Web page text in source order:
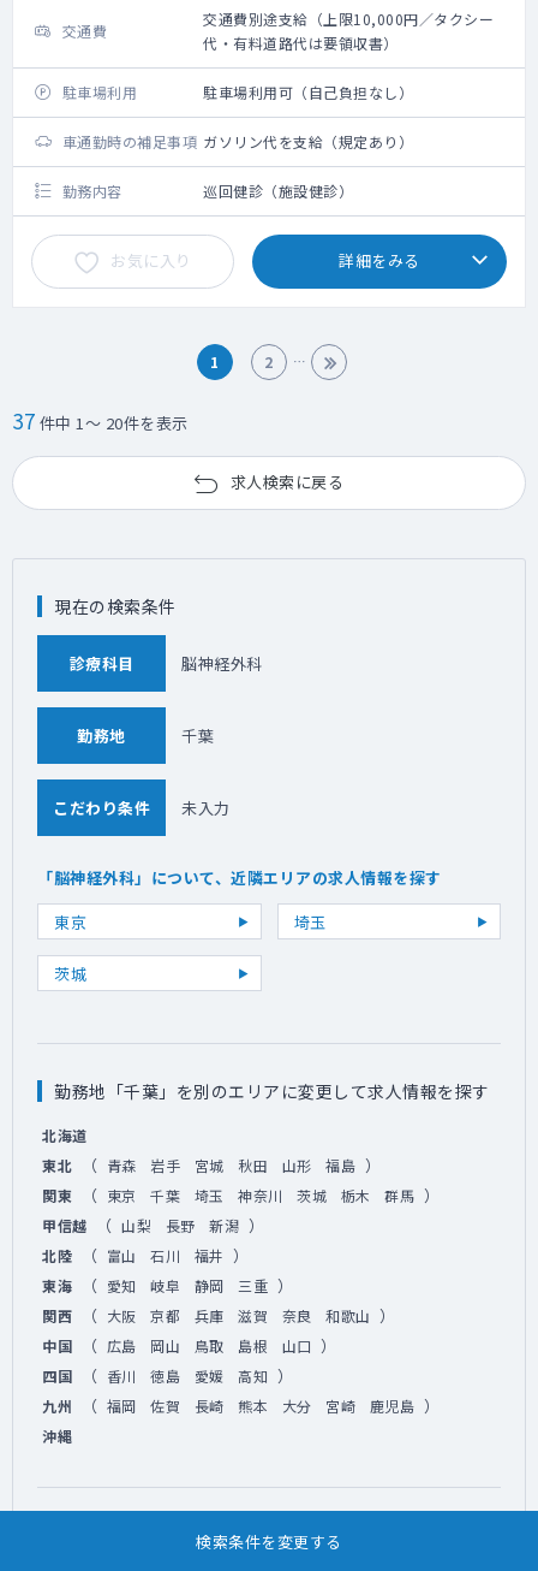
交通費
交通費別途支給（上限10,000円／タクシー
代・有料道路代は要領収書）
駐車場利用 駐車場利用可（自己負担なし）
車通勤時の補足事項 ガソリン代を支給（規定あり）
勤務内容 巡回健診（施設健診）
お気に入り 詳細をみる
1 2
37 件中 1～ 20件を表示
求人検索に戻る
検索条件を変更する
現在の検索条件
診療科目 脳神経外科
勤務地 千葉
こだわり条件 未入力
「脳神経外科」について、近隣エリアの求人情報を探す
東京
埼玉
茨城
勤務地「千葉」を別のエリアに変更して求人情報を探す
北海道
東北
（ 青森 岩手 宮城 秋田 山形 福島 ）
関東 （ 東京 千葉 埼玉 神奈川 茨城 栃木 群馬 ）
甲信越 （ 山梨 長野 新潟 ）
北陸 （ 富山 石川 福井 ）
東海 （ 愛知 岐阜 静岡 三重 ）
関西 （ 大阪 京都 兵庫 滋賀 奈良 和歌山 ）
中国 （ 広島 岡山 鳥取 島根 山口 ）
四国 （ 香川 徳島 愛媛 高知 ）
九州 （ 福岡 佐賀 長崎 熊本 大分 宮崎 鹿児島 ）
沖縄
診療科目「脳神経外科」を別科目に変更して求人情報を